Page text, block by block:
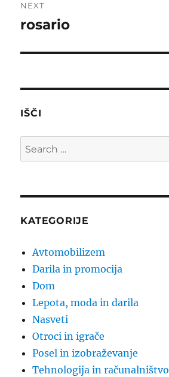
NEXT
Next
rosario
IŠČI
Search
for:
KATEGORIJE
Avtomobilizem
Darila in promocija
Dom
Lepota, moda in darila
Nasveti
Otroci in igrače
Posel in izobraževanje
Tehnologija in računalništvo